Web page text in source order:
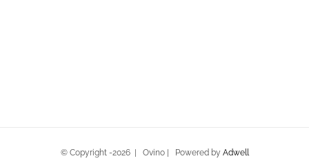
© Copyright -2026 | Ovino | Powered by Adwell